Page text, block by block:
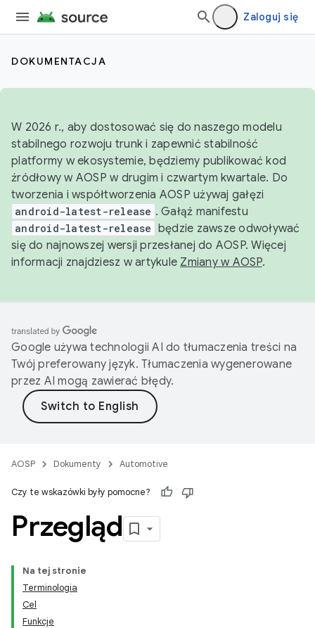
Zaloguj się
DOKUMENTACJA
W 2026 r., aby dostosować się do naszego modelu
stabilnego rozwoju trunk i zapewnić stabilność
platformy w ekosystemie, będziemy publikować kod
źródłowy w AOSP w drugim i czwartym kwartale. Do
tworzenia i współtworzenia AOSP używaj gałęzi
android-latest-release . Gałąź manifestu
android-latest-release będzie zawsze odwoływać
się do najnowszej wersji przesłanej do AOSP. Więcej
informacji znajdziesz w artykule Zmiany w AOSP.
Google używa technologii AI do tłumaczenia treści na
Twój preferowany język. Tłumaczenia wygenerowane
przez AI mogą zawierać błędy.
AOSP Dokumenty Automotive
Czy te wskazówki były pomocne?
Przegląd
Na tej stronie
Terminologia
Cel
Funkcje